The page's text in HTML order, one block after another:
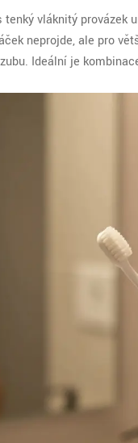
tenký vláknitý provázek
neprojde, ale pro
Ideální je